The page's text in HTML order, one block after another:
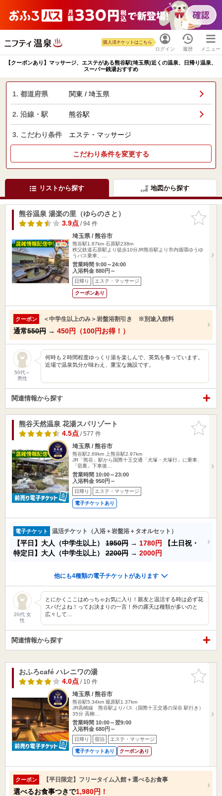
ログイン
購入済チケットはこちら
履歴 メニュー
【クーポンあり】マッサージ、エステがある熊谷駅(埼玉県)近くの温泉、日帰り温泉、
スーパー銭湯おすすめ
1. 都道府県 関東 / 埼玉県
2. 沿線・駅 熊谷駅
3. こだわり条件 エステ・マッサージ
こだわり条件を変更する
リストから探す 地図から探す
お気に入
りに追加
熊谷温泉 湯楽の里（ゆらのさと）
3.9点/ 94 件
埼玉県 / 熊谷市
熊谷駅1.87km 石原駅238m
秩父鉄道石原駅より徒歩10分JR熊谷駅より市内循環ゆうゆ
うバス乗車、…
営業時間 9:00～24:00
入浴料金 880円～
日帰り エステ・マッサージ
クーポンあり
クーポン ＜中学生以上のみ＞岩盤浴割引き ※別途入館料
通常550円 → 450円（100円お得！）
50代～
男性
何時も２時間程度ゆっくり湯を楽しんで、英気を養っています。
近場で温泉気分が味わえ、重宝な施設です。
関連情報から探す
お気に入
りに追加
熊谷天然温泉 花湯スパリゾート
4.5点/ 577 件
埼玉県 / 熊谷市
熊谷駅2.69km
上熊谷駅2.97km
JR「熊谷」駅から国際十王交通「犬塚・犬塚行」に乗車、
「宿裏」下車後…
営業時間 10:00～23:00
入浴料金 950円～
日帰り エステ・マッサージ
電子チケットあり
電子チケット 温活チケット（入浴＋岩盤浴＋タオルセット）
【平日】大人（中学生以上） 1950円 → 1780円
【土日祝・
特定日】大人（中学生以上） 2200円 → 2000円
他にも4種類の電子チケットがあります
20代 女
性
とにかくここはめっちゃお気に入り！親友と温活する時は必ず花
スパだよね！ってお決まりの一言！外の露天は種類が多いのと
広々して…
関連情報から探す
お気に入
りに追加
おふろcafé ハレニワの湯
4.0点/ 10 件
埼玉県 / 熊谷市
熊谷駅5.34km 籠原駅1.37km
JR高崎線 熊谷駅よりバス（国際十王交通の深谷 駅行き）
35分 高柳…
営業時間 10:00～翌9:00
入浴料金 680円～
日帰り 宿泊 エステ・マッサージ
電子チケットあり クーポンあり
クーポン 【平日限定】フリータイム入館＋選べるお食事
選べるお食事つきで1,980円！